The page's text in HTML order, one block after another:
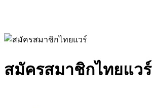
สมัครสมาชิกไทยแวร์